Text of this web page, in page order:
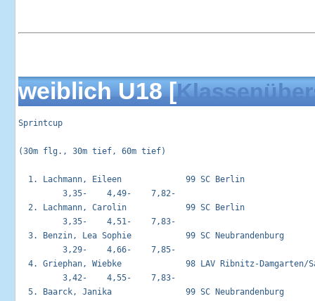
weiblich U18 [
Sprintcup
(30m flg., 30m tief, 60m tief)
1. Lachmann, Eileen             99 SC Berlin
         3,35-    4,49-    7,82-
2. Lachmann, Carolin            99 SC Berlin
         3,35-    4,51-    7,83-
3. Benzin, Lea Sophie           99 SC Neubrandenburg
         3,29-    4,66-    7,85-
4. Griephan, Wiebke             98 LAV Ribnitz-Damgarten/
         3,42-    4,55-    7,83-
5. Baarck, Janika               99 SC Neubrandenburg